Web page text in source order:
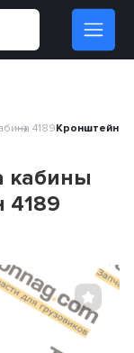
4189Кронштейн
кабины
4189